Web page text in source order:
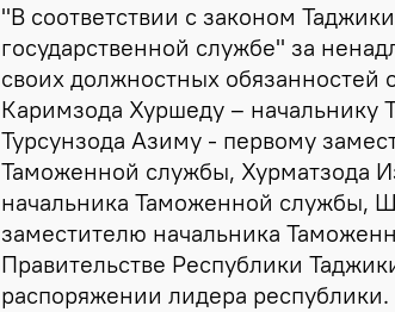
"В соответствии с законом
государственной службе" за
своих должностных обязанностей
Каримзода Хуршеду – начальнику
Турсунзода Азиму - первому
Таможенной службы, Хурматзода
начальника Таможенной службы,
заместителю начальника
Правительстве Республики
распоряжении лидера республики.